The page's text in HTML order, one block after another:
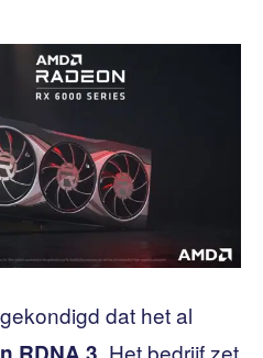
dat het al
. Het bedrijf zet